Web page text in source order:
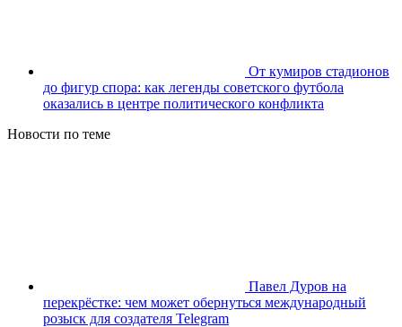
От кумиров стадионов
до фигур спора: как легенды советского футбола
оказались в центре политического конфликта
Новости по теме
Павел Дуров на
перекрёстке: чем может обернуться международный
розыск для создателя Telegram